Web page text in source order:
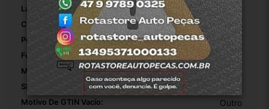
Largura Da Embalagem: 14
Comprimento Da Embalagem: 53
Peso Da Embalagem: 1.200
Fonte Do Produto: Brasil
Modelo: Montana
SKU: 5-9935
Motivo De GTIN Vacío: Outro